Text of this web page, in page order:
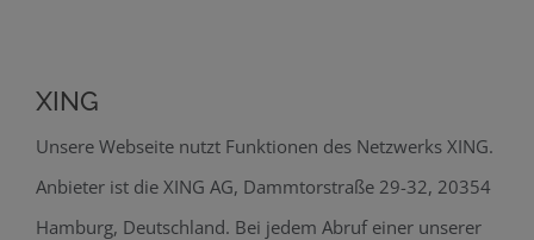
XING
Unsere Webseite nutzt Funktionen des Netzwerks XING.
Anbieter ist die XING AG, Dammtorstraße 29-32, 20354
Hamburg, Deutschland. Bei jedem Abruf einer unserer